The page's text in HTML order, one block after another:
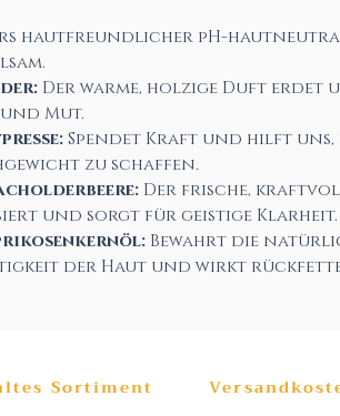
hautfreundlicher pH-
Der warme, holzige Duft erdet
Mut.
Spendet Kraft und hilft uns,
zu schaffen.
Der frische,
und sorgt für geistige Klarheit.
Bewahrt die
der Haut und wirkt
Sortiment